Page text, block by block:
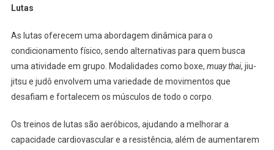
Lutas
As lutas oferecem uma abordagem dinâmica para o
condicionamento físico, sendo alternativas para quem busca
uma atividade em grupo. Modalidades como boxe, muay thai, jiu-
jitsu e judô envolvem uma variedade de movimentos que
desafiam e fortalecem os músculos de todo o corpo.
Os treinos de lutas são aeróbicos, ajudando a melhorar a
capacidade cardiovascular e a resistência, além de aumentarem